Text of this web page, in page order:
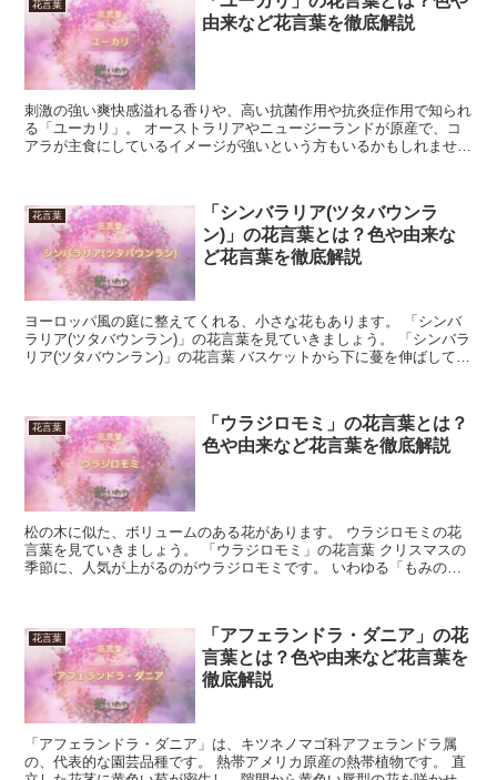
花言葉
由来など花言葉を徹底解説
刺激の強い爽快感溢れる香りや、高い抗菌作用や抗炎症作用で知られ
る「ユーカリ」。 オーストラリアやニュージーランドが原産で、コ
アラが主食にしているイメージが強いという方もいるかもしれませ
花言葉
「シンバラリア(ツタバウンラ
ン)」の花言葉とは？色や由来な
ど花言葉を徹底解説
ヨーロッパ風の庭に整えてくれる、小さな花もあります。 「シンバ
ラリア(ツタバウンラン)」の花言葉を見ていきましょう。 「シンバラ
リア(ツタバウンラン)」の花言葉 バスケットから下に蔓を伸ばして増
花言葉
「ウラジロモミ」の花言葉とは？
色や由来など花言葉を徹底解説
松の木に似た、ボリュームのある花があります。 ウラジロモミの花
言葉を見ていきましょう。 「ウラジロモミ」の花言葉 クリスマスの
季節に、人気が上がるのがウラジロモミです。 いわゆる「もみの
花言葉
「アフェランドラ・ダニア」の花
言葉とは？色や由来など花言葉を
徹底解説
「アフェランドラ・ダニア」は、キツネノマゴ科アフェランドラ属
の、代表的な園芸品種です。 熱帯アメリカ原産の熱帯植物です。 直